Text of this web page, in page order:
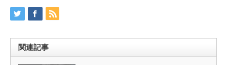
関連記事